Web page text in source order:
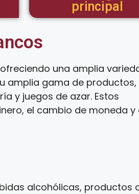
principal
una amplia
amplia gama de productos,
y juegos de azar. Estos
el cambio de moneda y
alcohólicas, productos